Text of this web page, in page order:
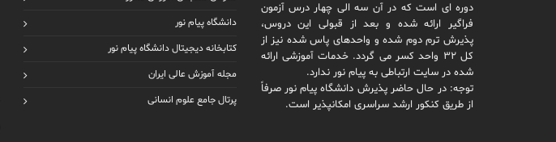
دوره ای است که در آن سه الی چهار درس آزمون
فراگیر ارائه شده و بعد از قبولی این دروس،
پذیرش ترم دوم شده و واحدهای پاس شده نیز از
کل 32 واحد کسر می گردد. خدمات آموزشی ارائه
شده در سایت ارتباطی به پیام نور ندارد.
توجه: در حال حاضر پذیرش دانشگاه پیام نور صرفاً
از طریق کنکور ارشد سراسری امکانپذیر است.
دانشگاه پیام نور
کتابخانه دیجیتال دانشگاه پیام نور
مجله آموزش عالی ایران
پرتال جامع علوم انسانی